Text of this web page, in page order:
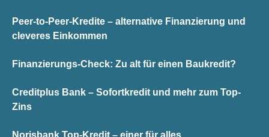
Peer-to-Peer-Kredite – alternative Finanzierung und
cleveres Einkommen
Finanzierungs-Check: Zu alt für einen Baukredit?
Creditplus Bank – Sofortkredit und mehr zum Top-
Zins